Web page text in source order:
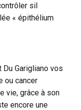
sil
« épithélium
Garigliano vos
ou cancer
vie, grâce à son
encore une